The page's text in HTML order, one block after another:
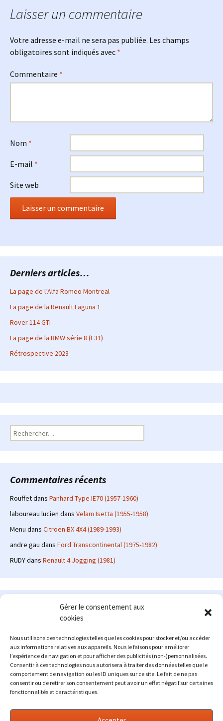
Gérer le consentement aux
cookies
Nous utilisons des technologies telles que les cookies pour stocker et/ou accéder
aux informations relatives aux appareils. Nous le faisons pour améliorer
l’expérience de navigation et pour afficher des publicités (non-)personnalisées.
Consentir à ces technologies nous autorisera à traiter des données telles que le
comportement de navigation ou les ID uniques sur ce site. Le fait de ne pas
consentir ou de retirer son consentement peut avoir un effet négatif sur certaines
fonctionnalités et caractéristiques.
articles
Laisser un commentaire
Votre adresse e-mail ne sera pas publiée. Les champs
obligatoires sont indiqués avec *
Commentaire *
Nom *
E-mail *
Site web
Derniers articles…
La page de l’Alfa Romeo Montreal
La page de la Renault Laguna 1
Rover 114 GTI
La page de la BMW série 8 (E31)
Rétrospective 2023
Rechercher :
Commentaires récents
Rouffetdans Panhard Type IE70 (1957-1960)
laboureau lucien dans Velam Isetta (1955-1958)
Menu dans Citroën BX 4X4 (1989-1993)
andre gau dans Ford Transcontinental (1975-1982)
RUDYdans Renault 4 Jogging (1981)
Le site en quelques mots
: passionné d'automobile ancienne depuis de
nombreuses années, j'ai commencé à partager ma passion sur
internet à partir de 2009 au travers d'un blog qui a connu un relatif
succès. Fin 2013, je décide de prendre mon autonomie et me lancer
avec mon propre site : l'Automobile Ancienne.
Me contacter : alex(at)lautomobileancienne.com